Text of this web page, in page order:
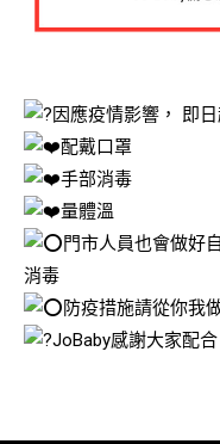
因應疫情影響， 即
配戴口罩
手部消毒
量體溫
門市人員也會做好
消毒
防疫措施請從你我
JoBaby感謝大家配合